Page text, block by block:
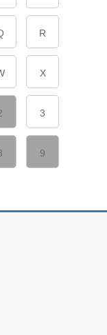
R
X
3
9